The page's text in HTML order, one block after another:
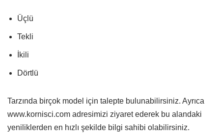
Üçlü
Tekli
İkili
Dörtlü
Tarzında birçok model için talepte bulunabilirsiniz. Ayrıca
www.kornisci.com adresimizi ziyaret ederek bu alandaki
yeniliklerden en hızlı şekilde bilgi sahibi olabilirsiniz.